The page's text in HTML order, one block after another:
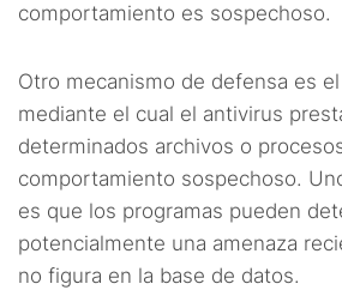
comportamiento es sospechoso.
Otro mecanismo de defensa es
mediante el cual el antivirus
determinados archivos o
comportamiento sospechoso.
es que los programas pueden
potencialmente una amenaza
no figura en la base de datos.